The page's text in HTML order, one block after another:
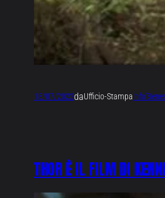
18/07/2022daUfficio-StampaInfo
THOR È IL FILM DI